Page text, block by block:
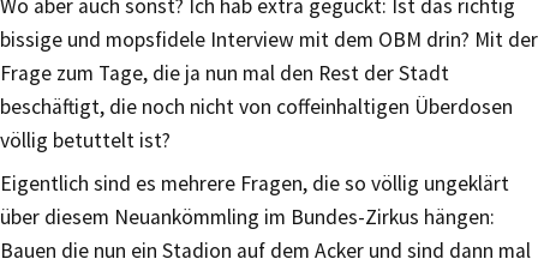
Wo aber auch sonst? Ich hab extra geguckt: Ist das richtig
bissige und mopsfidele Interview mit dem OBM drin? Mit der
Frage zum Tage, die ja nun mal den Rest der Stadt
beschäftigt, die noch nicht von coffeinhaltigen Überdosen
völlig betuttelt ist?
Eigentlich sind es mehrere Fragen, die so völlig ungeklärt
über diesem Neuankömmling im Bundes-Zirkus hängen:
Bauen die nun ein Stadion auf dem Acker und sind dann mal